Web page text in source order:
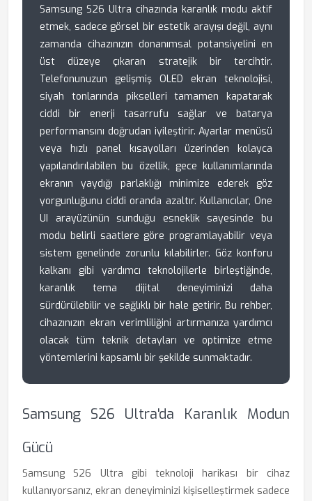
Samsung S26 Ultra cihazında karanlık modu aktif
etmek, sadece görsel bir estetik arayışı değil, aynı
zamanda cihazınızın donanımsal potansiyelini en
üst düzeye çıkaran stratejik bir tercihtir.
Telefonunuzun gelişmiş OLED ekran teknolojisi,
siyah tonlarında pikselleri tamamen kapatarak
ciddi bir enerji tasarrufu sağlar ve batarya
performansını doğrudan iyileştirir. Ayarlar menüsü
veya hızlı panel kısayolları üzerinden kolayca
yapılandırılabilen bu özellik, gece kullanımlarında
ekranın yaydığı parlaklığı minimize ederek göz
yorgunluğunu ciddi oranda azaltır. Kullanıcılar, One
UI arayüzünün sunduğu esneklik sayesinde bu
modu belirli saatlere göre programlayabilir veya
sistem genelinde zorunlu kılabilirler. Göz konforu
kalkanı gibi yardımcı teknolojilerle birleştiğinde,
karanlık tema dijital deneyiminizi daha
sürdürülebilir ve sağlıklı bir hale getirir. Bu rehber,
cihazınızın ekran verimliliğini artırmanıza yardımcı
olacak tüm teknik detayları ve optimize etme
yöntemlerini kapsamlı bir şekilde sunmaktadır.
Samsung S26 Ultra'da Karanlık Modun
Gücü
Samsung S26 Ultra gibi teknoloji harikası bir cihaz
kullanıyorsanız, ekran deneyiminizi kişiselleştirmek sadece